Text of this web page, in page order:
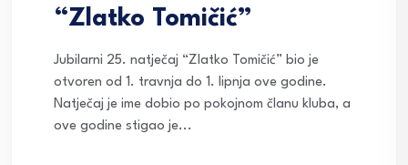
“Zlatko Tomičić”
Jubilarni 25. natječaj “Zlatko Tomičić” bio je
otvoren od 1. travnja do 1. lipnja ove godine.
Natječaj je ime dobio po pokojnom članu kluba, a
ove godine stigao je...